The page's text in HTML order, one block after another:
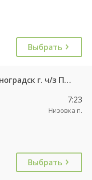
Выбрать
141А Калининград АВ — Зеленоградск г. ч/з Петрово п.
7:23
Низовка п.
Выбрать